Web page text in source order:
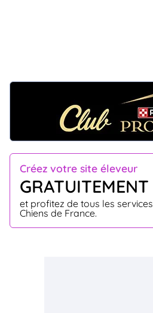
Créez votre site éleveur
GRATUITEMENT
et profitez de tous les services
Chiens de France.